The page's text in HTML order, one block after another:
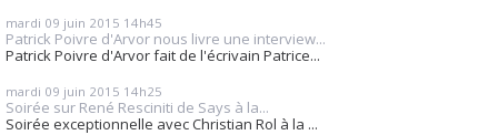
mardi 09 juin 2015 14h45
Patrick Poivre d'Arvor nous livre une interview...
Patrick Poivre d'Arvor fait de l'écrivain Patrice...
mardi 09 juin 2015 14h25
Soirée sur René Resciniti de Says à la...
Soirée exceptionnelle avec Christian Rol à la ...